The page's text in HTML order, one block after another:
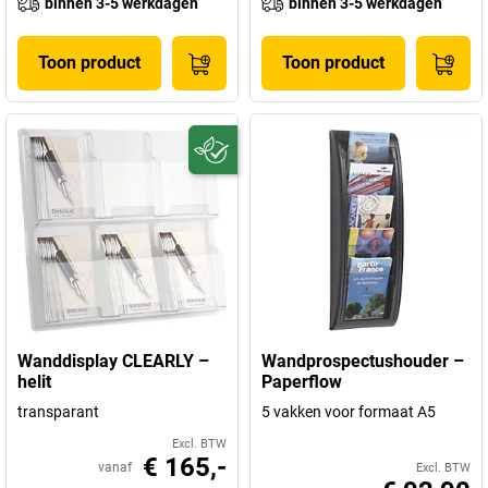
Toon product Toon product
Wanddisplay CLEARLY –
helit
transparant
Excl. BTW
vanaf € 165,-
Wandprospectushouder –
Paperflow
5 vakken voor formaat A5
Excl. BTW